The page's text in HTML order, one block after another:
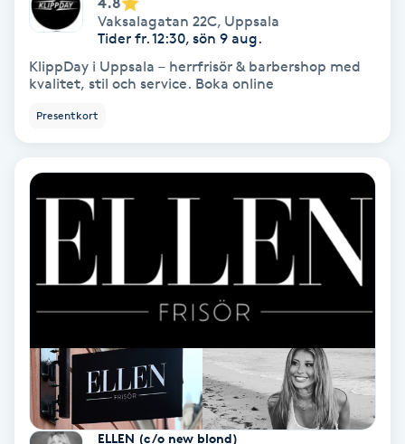
Osteopati
Paraffinbehandling
Pensionärklippning
Permanent
Permanent hårborttagning
Personal shopper
Personlig tränare
Vaksalagatan 22C, Uppsala
Tider fr. 12:30, sön 9 aug.
KlippDay i Uppsala – herrfrisör & barbershop med
kvalitet, stil och service. Boka online
Presentkort
ELLEN (c/o new blond)